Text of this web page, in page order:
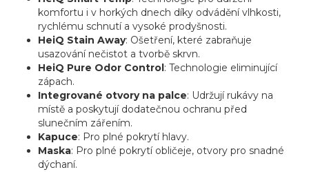
komfortu i v horkých dnech díky odvádění vlhkosti,
rychlému schnutí a vysoké prodyšnosti.
HeiQ Stain Away: Ošetření, které zabraňuje
usazování nečistot a tvorbě skrvn.
HeiQ Pure Odor Control: Technologie eliminující
zápach.
Integrované otvory na palce: Udržují rukávy na
místě a poskytují dodatečnou ochranu před
slunečním zářením.
Kapuce: Pro plné pokrytí hlavy.
Maska: Pro plné pokrytí obličeje, otvory pro snadné
dýchaní.